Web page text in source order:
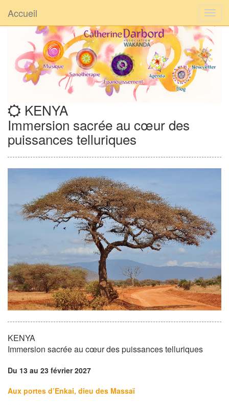
Accueil
KENYA
Immersion sacrée au cœur des
puissances telluriques
KENYA
Immersion sacrée au cœur des puissances telluriques
Du 13 au 23 février 2027
Aux portes d’Enkai, dieu des Massaï